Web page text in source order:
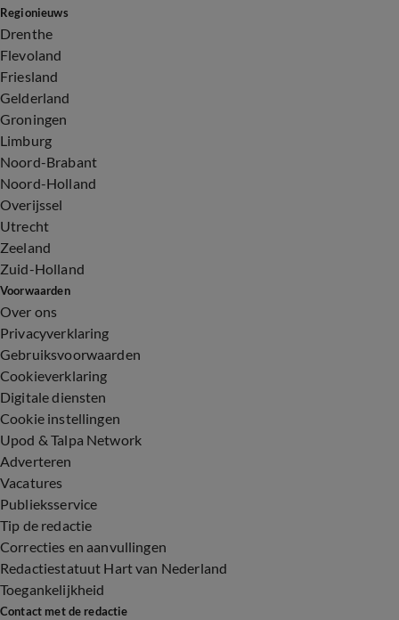
Regionieuws
Drenthe
Flevoland
Friesland
Gelderland
Groningen
Limburg
Noord-Brabant
Noord-Holland
Overijssel
Utrecht
Zeeland
Zuid-Holland
Voorwaarden
Over ons
Privacyverklaring
Gebruiksvoorwaarden
Cookieverklaring
Digitale diensten
Cookie instellingen
Upod & Talpa Network
Adverteren
Vacatures
Publieksservice
Tip de redactie
Correcties en aanvullingen
Redactiestatuut Hart van Nederland
Toegankelijkheid
Contact met de redactie